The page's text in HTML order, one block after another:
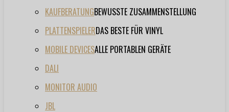
KAUFBERATUNGBEWUSSTE ZUSAMMENSTELLUNG
PLATTENSPIELERDAS BESTE FÜR VINYL
MOBILE DEVICESALLE PORTABLEN GERÄTE
DALI
MONITOR AUDIO
JBL